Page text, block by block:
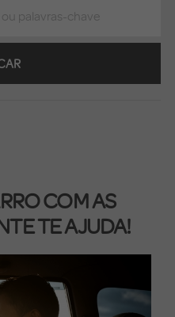
COM AS
TE AJUDA!